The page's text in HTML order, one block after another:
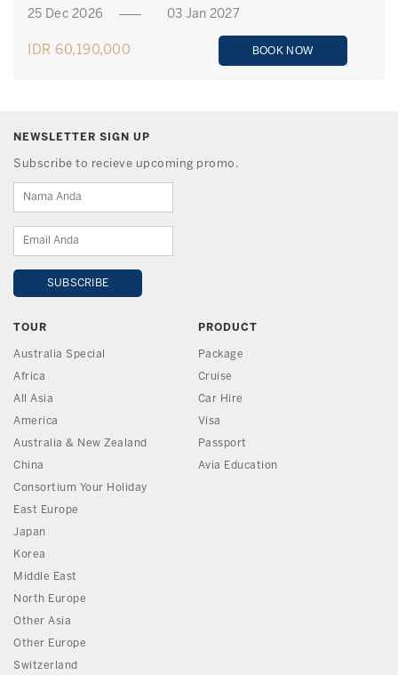
25 Dec 2026
03 Jan 2027
IDR 60,190,000 BOOK NOW
NEWSLETTER SIGN UP
Subscribe to recieve upcoming promo.
TOUR
Australia Special
Africa
All Asia
America
Australia & New Zealand
China
Consortium Your Holiday
East Europe
Japan
Korea
Middle East
North Europe
Other Asia
Other Europe
Switzerland
PRODUCT
Package
Cruise
Car Hire
Visa
Passport
Avia Education